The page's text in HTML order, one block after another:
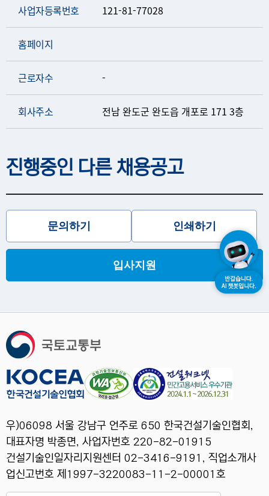
사업자등록번호 121-81-77028
홈페이지
근로자수 -
회사주소 전남 완도군 완도읍 개포로 171 3층
진행중인 다른 채용공고
입사지원
문의하기 인쇄하기
우)06098 서울 강남구 언주로 650 한국건설기술인협회,
대표자명 박종면, 사업자번호 220-82-01915
건설기술인일자리지원센터 02-3416-9191, 직업소개사
업신고번호 제1997-3220083-11-2-00001호